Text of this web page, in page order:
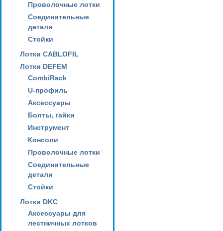
Проволочные лотки
Соединительные
детали
Стойки
Лотки CABLOFIL
Лотки DEFEM
CombiRack
U-профиль
Аксессуары
Болты, гайки
Инструмент
Консоли
Проволочные лотки
Соединительные
детали
Стойки
Лотки DKC
Аксессуары для
лестничных лотков